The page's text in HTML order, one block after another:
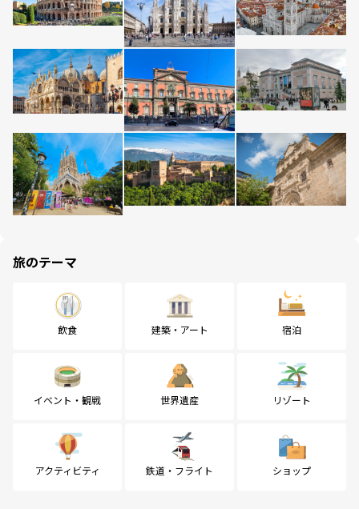
旅のテーマ
飲食 建築・アート 宿泊
イベント・観戦 世界遺産 リゾート
アクティビティ 鉄道・フライト ショップ